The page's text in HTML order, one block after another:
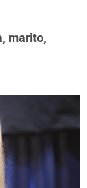
marito,